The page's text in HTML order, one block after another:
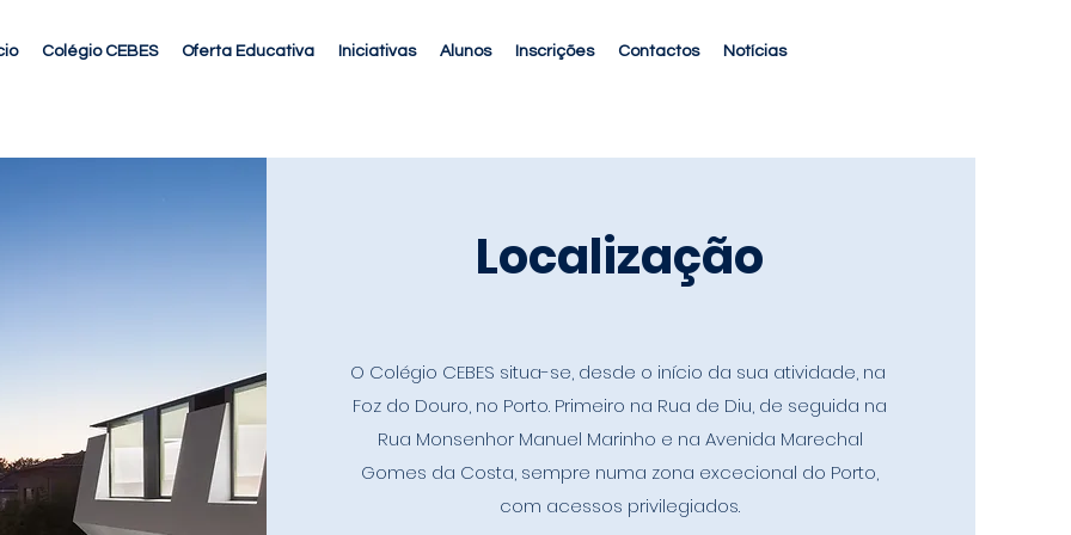
Colégio CEBES Oferta Educativa Iniciativas Alunos Inscrições Contactos Notícias
Localização
O Colégio CEBES situa-se, desde o início da sua atividade, na
Foz do Douro, no Porto. Primeiro na Rua de Diu, de seguida na
Rua Monsenhor Manuel Marinho e na Avenida Marechal
Gomes da Costa, sempre numa zona excecional do Porto,
com acessos privilegiados.